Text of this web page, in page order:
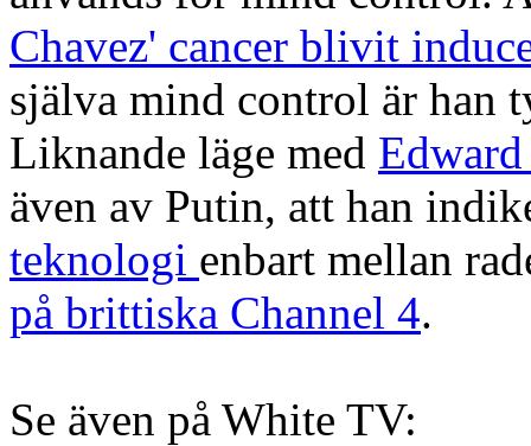
Chavez' cancer blivit
själva mind control är han
Liknande läge med
även av Putin, att han
teknologi enbart mellan
på brittiska Channel 4.
Se även på White TV: